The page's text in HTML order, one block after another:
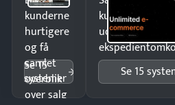
kunderne
hurtigere
og få
samlet
overblik
over salg
Se 15
systemer
kunder i hele
uden
Se 15